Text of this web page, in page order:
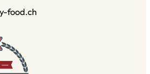
food.ch